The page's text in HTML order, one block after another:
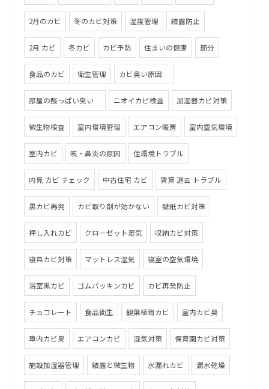
2月のカビ 冬のカビ対策 湿度管理 結露防止
2月 カビ 冬カビ カビ予防 住まいの健康 節分
食品のカビ 衛生管理 カビ臭い原因
部屋の酸っぱい臭い ニオイカビ検査 加湿器カビ対策
微生物検査 室内環境管理 エアコン暖房 室内空気環境
室内カビ 咳・鼻炎の原因 住環境トラブル
内見 カビ チェック 中古住宅 カビ 賃貸 退去 トラブル
黒カビ再発 カビ取り剤が効かない 壁紙カビ対策
押し入れカビ クローゼット湿気 収納カビ対策
寝具カビ対策 マットレス湿気 寝室の空気環境
浴室黒カビ ゴムパッキンカビ カビ再発防止
チョコレート 食品衛生 観葉植物カビ 室内カビ臭
車内カビ臭 エアコンカビ 湿気対策 保育園カビ対策
施設加湿器管理 結露と微生物 水漏れカビ 漏水乾燥